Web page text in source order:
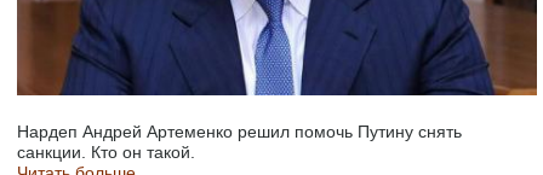
Нардеп Андрей Артеменко решил помочь Путину снять
санкции. Кто он такой.